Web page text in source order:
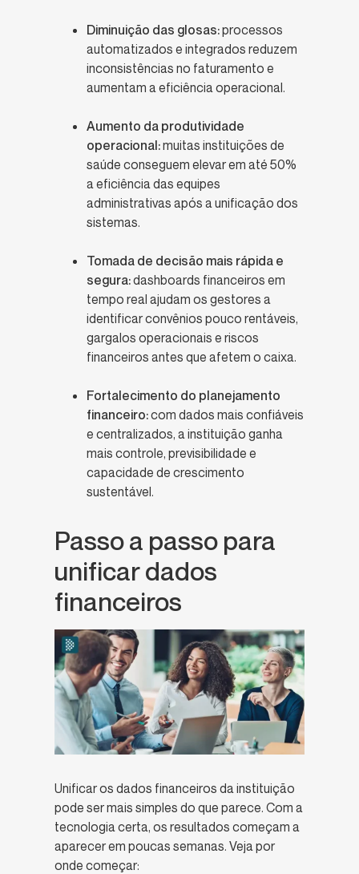
Diminuição das glosas:processos
automatizados e integrados reduzem
inconsistências no faturamento e
aumentam a eficiência operacional.
Aumento da produtividade
operacional:muitas instituições de
saúde conseguem elevar em até 50%
a eficiência das equipes
administrativas após a unificação dos
sistemas.
Tomada de decisão mais rápida e
segura:dashboards financeiros em
tempo real ajudam os gestores a
identificar convênios pouco rentáveis,
gargalos operacionais e riscos
financeiros antes que afetem o caixa.
Fortalecimento do planejamento
financeiro:com dados mais confiáveis
e centralizados, a instituição ganha
mais controle, previsibilidade e
capacidade de crescimento
sustentável.
Passo a passo para
unificar dados
financeiros
Unificar os dados financeiros da instituição
pode ser mais simples do que parece. Com a
tecnologia certa, os resultados começam a
aparecer em poucas semanas. Veja por
onde começar: